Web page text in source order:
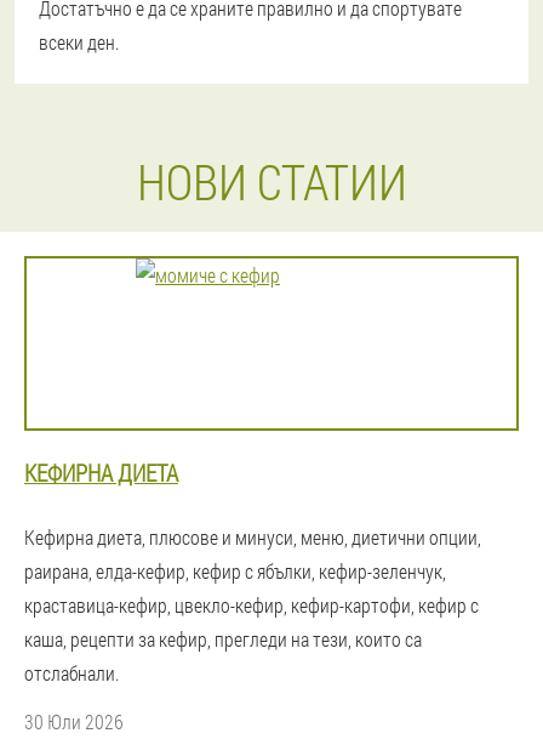
Достатъчно е да се храните правилно и да спортувате
всеки ден.
НОВИ СТАТИИ
КЕФИРНА ДИЕТА
Кефирна диета, плюсове и минуси, меню, диетични опции,
раирана, елда-кефир, кефир с ябълки, кефир-зеленчук,
краставица-кефир, цвекло-кефир, кефир-картофи, кефир с
каша, рецепти за кефир, прегледи на тези, които са
отслабнали.
30 Юли 2026